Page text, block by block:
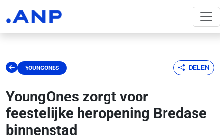
YOUNGONES DELEN
YoungOnes zorgt voor
feestelijke heropening Bredase
binnenstad